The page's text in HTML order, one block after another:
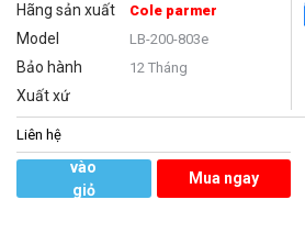
Hãng sản xuất Cole parmer
Model LB-200-803e
Bảo hành 12 Tháng
Xuất xứ
Liên hệ
vào
giỏ
Mua ngay